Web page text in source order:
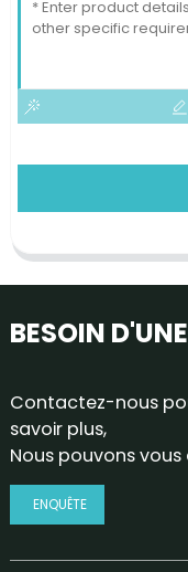
BESOIN
Contactez-nous
savoir plus,
Nous pouvons
ENQUÊTE